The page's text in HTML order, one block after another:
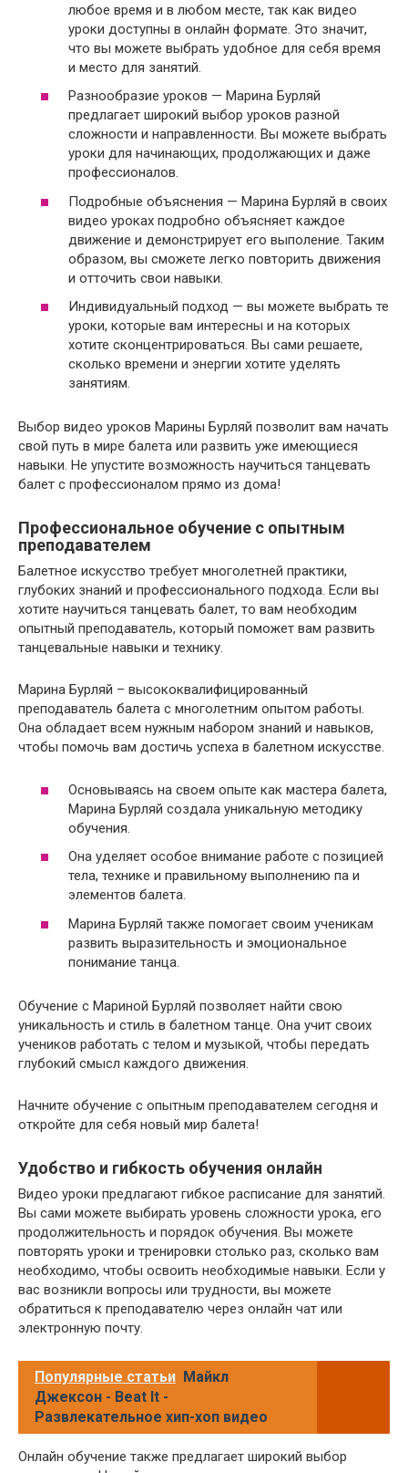
любое время и в любом месте, так как видео
уроки доступны в онлайн формате. Это значит,
что вы можете выбрать удобное для себя время
и место для занятий.
Разнообразие уроков — Марина Бурляй
предлагает широкий выбор уроков разной
сложности и направленности. Вы можете выбрать
уроки для начинающих, продолжающих и даже
профессионалов.
Подробные объяснения — Марина Бурляй в своих
видео уроках подробно объясняет каждое
движение и демонстрирует его выполение. Таким
образом, вы сможете легко повторить движения
и отточить свои навыки.
Индивидуальный подход — вы можете выбрать те
уроки, которые вам интересны и на которых
хотите сконцентрироваться. Вы сами решаете,
сколько времени и энергии хотите уделять
занятиям.
Выбор видео уроков Марины Бурляй позволит вам начать
свой путь в мире балета или развить уже имеющиеся
навыки. Не упустите возможность научиться танцевать
балет с профессионалом прямо из дома!
Профессиональное обучение с опытным
преподавателем
Балетное искусство требует многолетней практики,
глубоких знаний и профессионального подхода. Если вы
хотите научиться танцевать балет, то вам необходим
опытный преподаватель, который поможет вам развить
танцевальные навыки и технику.
Марина Бурляй – высококвалифицированный
преподаватель балета с многолетним опытом работы.
Она обладает всем нужным набором знаний и навыков,
чтобы помочь вам достичь успеха в балетном искусстве.
Основываясь на своем опыте как мастера балета,
Марина Бурляй создала уникальную методику
обучения.
Она уделяет особое внимание работе с позицией
тела, технике и правильному выполнению па и
элементов балета.
Марина Бурляй также помогает своим ученикам
развить выразительность и эмоциональное
понимание танца.
Обучение с Мариной Бурляй позволяет найти свою
уникальность и стиль в балетном танце. Она учит своих
учеников работать с телом и музыкой, чтобы передать
глубокий смысл каждого движения.
Начните обучение с опытным преподавателем сегодня и
откройте для себя новый мир балета!
Удобство и гибкость обучения онлайн
Видео уроки предлагают гибкое расписание для занятий.
Вы сами можете выбирать уровень сложности урока, его
продолжительность и порядок обучения. Вы можете
повторять уроки и тренировки столько раз, сколько вам
необходимо, чтобы освоить необходимые навыки. Если у
вас возникли вопросы или трудности, вы можете
обратиться к преподавателю через онлайн чат или
электронную почту.
Популярные статьи Майкл
Джексон - Beat It -
Развлекательное хип-хоп видео
Онлайн обучение также предлагает широкий выбор